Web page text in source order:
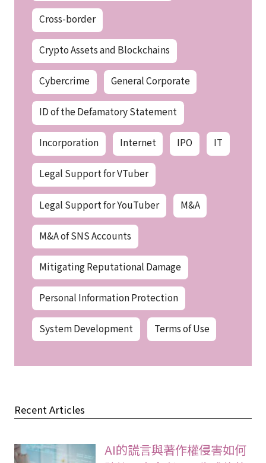
Cross-border
Crypto Assets and Blockchains
Cybercrime General Corporate
ID of the Defamatory Statement
Incorporation Internet IPO IT
Legal Support for VTuber
Legal Support for YouTuber M&A
M&A of SNS Accounts
Mitigating Reputational Damage
Personal Information Protection
System Development Terms of Use
Recent Articles
AI的謊言與著作權侵害如何